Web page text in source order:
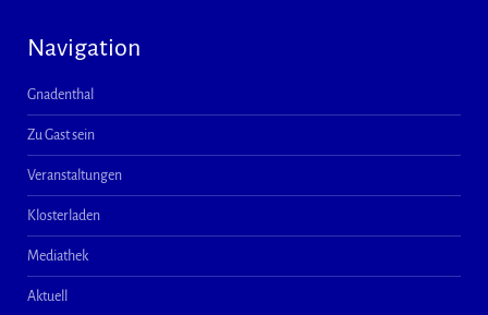
Navigation
Gnadenthal
Zu Gast sein
Veranstaltungen
Klosterladen
Mediathek
Aktuell